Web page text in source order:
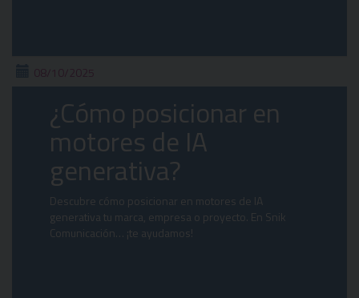
08/10/2025
¿Cómo posicionar en
motores de IA
generativa?
Descubre cómo posicionar en motores de IA
generativa tu marca, empresa o proyecto. En Snik
Comunicación… ¡te ayudamos!